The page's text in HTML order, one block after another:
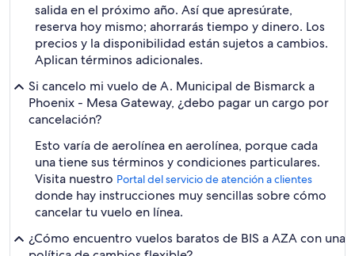
salida en el próximo año. Así que apresúrate,
reserva hoy mismo; ahorrarás tiempo y dinero. Los
precios y la disponibilidad están sujetos a cambios.
Aplican términos adicionales.
Si cancelo mi vuelo de A. Municipal de Bismarck a
Phoenix - Mesa Gateway, ¿debo pagar un cargo por
cancelación?
Esto varía de aerolínea en aerolínea, porque cada
una tiene sus términos y condiciones particulares.
Visita nuestro Portal del servicio de atención a clientes
donde hay instrucciones muy sencillas sobre cómo
cancelar tu vuelo en línea.
¿Cómo encuentro vuelos baratos de BIS a AZA con una